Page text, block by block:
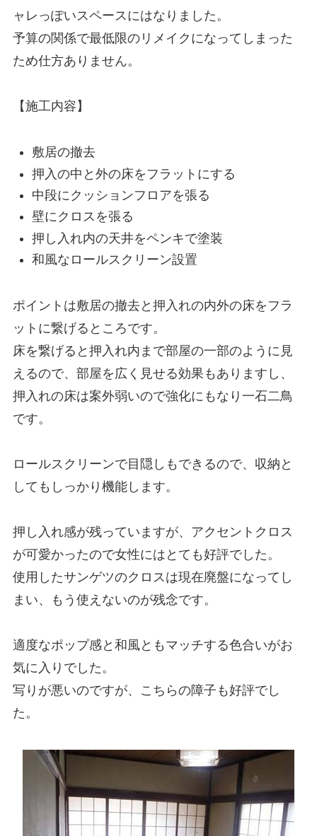
ャレっぽいスペースにはなりました。
予算の関係で最低限のリメイクになってしまった
ため仕方ありません。
【施工内容】
敷居の撤去
押入の中と外の床をフラットにする
中段にクッションフロアを張る
壁にクロスを張る
押し入れ内の天井をペンキで塗装
和風なロールスクリーン設置
ポイントは敷居の撤去と押入れの内外の床をフラ
ットに繋げるところです。
床を繋げると押入れ内まで部屋の一部のように見
えるので、 部屋を広く見せる効果もありますし、
押入れの床は案外弱いので強化にもなり一石二鳥
です。
ロールスクリーンで目隠しもできるので、収納と
してもしっかり機能します。
押し入れ感が残っていますが、アクセントクロス
が可愛かったので女性にはとても好評でした。
使用したサンゲツのクロスは現在廃盤になってし
まい、もう使えないのが残念です。
適度なポップ感と和風ともマッチする色合いがお
気に入りでした。
写りが悪いのですが、こちらの障子も好評でし
た。